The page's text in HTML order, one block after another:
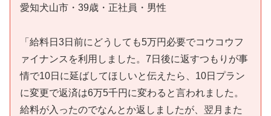
愛知犬山市・39歳・正社員・男性
「給料日3日前にどうしても5万円必要でコウコウフ
ァイナンスを利用しました。7日後に返すつもりが事
情で10日に延ばしてほしいと伝えたら、10日プラン
に変更で返済は6万5千円に変わると言われました。
給料が入ったのでなんとか返しましたが、翌月また